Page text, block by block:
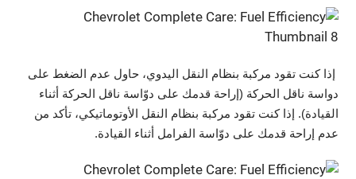
إذا كنت تقود مركبة بنظام النقل اليدوي، حاول عدم الضغط على
دواسة ناقل الحركة (إراحة قدمك على دوّاسة ناقل الحركة أثناء
القيادة). إذا كنت تقود مركبة بنظام النقل الأوتوماتيكي، تأكد من
عدم إراحة قدمك على دوّاسة الفرامل أثناء القيادة.